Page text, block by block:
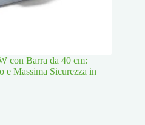
con Barra da 40 cm:
e Massima Sicurezza in